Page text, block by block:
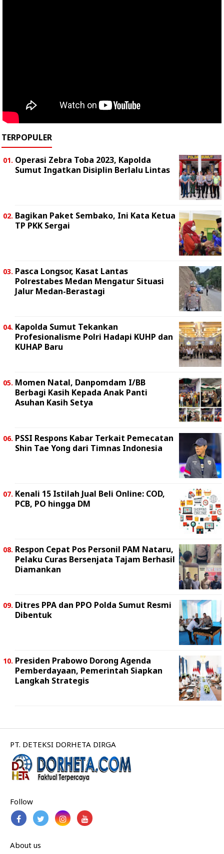
TERPOPULER
Operasi Zebra Toba 2023, Kapolda
Sumut Ingatkan Disiplin Berlalu Lintas
Bagikan Paket Sembako, Ini Kata Ketua
TP PKK Sergai
Pasca Longsor, Kasat Lantas
Polrestabes Medan Mengatur Situasi
Jalur Medan-Berastagi
Kapolda Sumut Tekankan
Profesionalisme Polri Hadapi KUHP dan
KUHAP Baru
Momen Natal, Danpomdam I/BB
Berbagi Kasih Kepada Anak Panti
Asuhan Kasih Setya
PSSI Respons Kabar Terkait Pemecatan
Shin Tae Yong dari Timnas Indonesia
Kenali 15 Istilah Jual Beli Online: COD,
PCB, PO hingga DM
Respon Cepat Pos Personil PAM Nataru,
Pelaku Curas Bersenjata Tajam Berhasil
Diamankan
Ditres PPA dan PPO Polda Sumut Resmi
Dibentuk
Presiden Prabowo Dorong Agenda
Pemberdayaan, Pemerintah Siapkan
Langkah Strategis
PT. DETEKSI DORHETA DIRGA
Follow
About us